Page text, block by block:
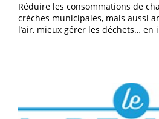
Réduire les consommations de
crèches municipales, mais aussi
l’air, mieux gérer les déchets…